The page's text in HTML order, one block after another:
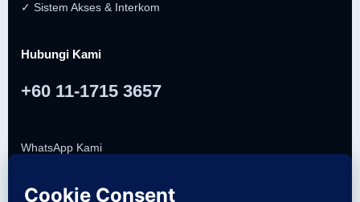
✓ Sistem Akses & Interkom
Hubungi Kami
+60 11-1715 3657
WhatsApp Kami